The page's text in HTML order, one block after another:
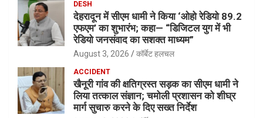
DESH
देहरादून में सीएम धामी ने किया ‘ओहो रेडियो 89.2
एफएम’ का शुभारंभ; कहा— “डिजिटल युग में भी
रेडियो जनसंवाद का सशक्त माध्यम”
August 3, 2026 कॉर्बेट हलचल
ACCIDENT
खैनूरी गांव की क्षतिग्रस्त सड़क का सीएम धामी ने
लिया तत्काल संज्ञान; चमोली प्रशासन को शीघ्र
मार्ग सुचारु करने के दिए सख्त निर्देश